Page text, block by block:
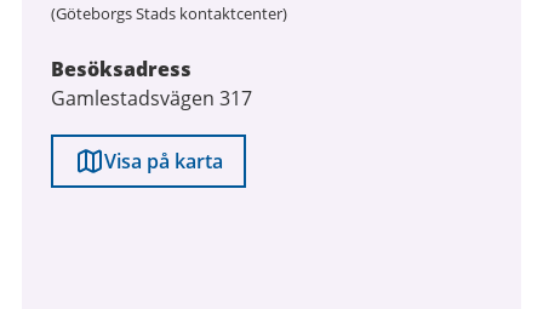
(Göteborgs Stads kontaktcenter)
Besöksadress
Gamlestadsvägen 317
Visa på karta